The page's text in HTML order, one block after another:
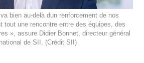
bien au-delà dun renforcement de nos
tout une rencontre entre des équipes, des
», assure Didier Bonnet, directeur général
de SII. (Crédit SII)